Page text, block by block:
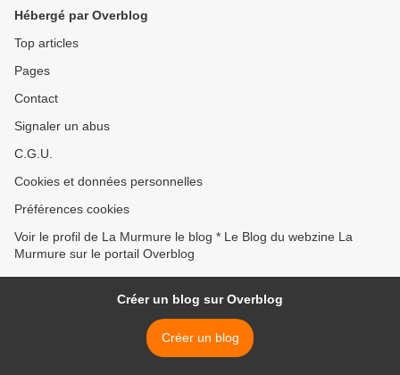
Hébergé par Overblog
Top articles
Pages
Contact
Signaler un abus
C.G.U.
Cookies et données personnelles
Préférences cookies
Voir le profil de La Murmure le blog * Le Blog du webzine La
Murmure sur le portail Overblog
Créer un blog sur Overblog
Créer un blog